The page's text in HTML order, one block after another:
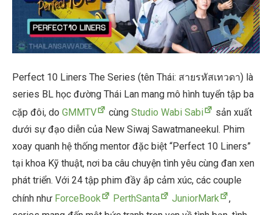
Perfect 10 Liners The Series (tên Thái: สายรหัสเทวดา) là
series BL học đường Thái Lan mang mô hình tuyển tập ba
cặp đôi, do GMMTV cùng Studio Wabi Sabi
sản xuất
dưới sự đạo diễn của New Siwaj Sawatmaneekul. Phim
xoay quanh hệ thống mentor đặc biệt “Perfect 10 Liners”
tại khoa Kỹ thuật, nơi ba câu chuyện tình yêu cùng đan xen
phát triển. Với 24 tập phim đầy ắp cảm xúc, các couple
chính như ForceBook PerthSanta JuniorMark
,